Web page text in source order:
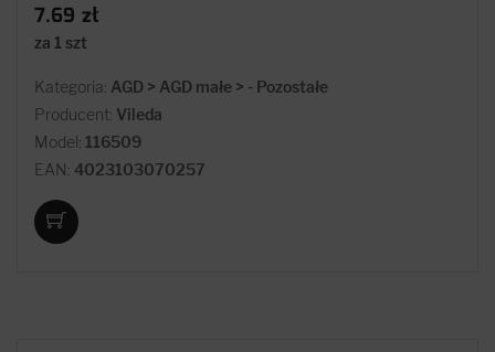
7.69 zł
za 1 szt
Kategoria: AGD > AGD małe > - Pozostałe
Producent: Vileda
Model: 116509
EAN: 4023103070257